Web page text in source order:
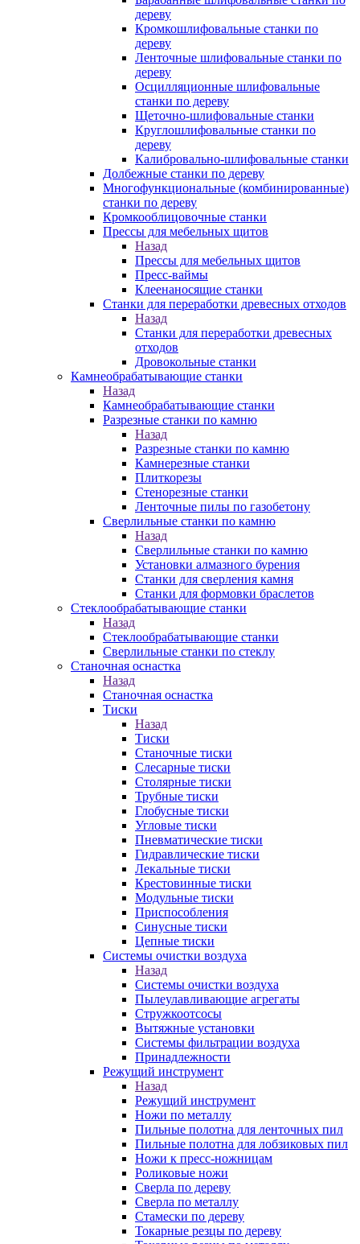
дереву
Кромкошлифовальные станки по
дереву
Ленточные шлифовальные станки по
дереву
Осцилляционные шлифовальные
станки по дереву
Щеточно-шлифовальные станки
Круглошлифовальные станки по
дереву
Калибровально-шлифовальные станки
Долбежные станки по дереву
Многофункциональные (комбинированные)
станки по дереву
Кромкооблицовочные станки
Прессы для мебельных щитов
Назад
Прессы для мебельных щитов
Пресс-ваймы
Клеенаносящие станки
Станки для переработки древесных отходов
Назад
Станки для переработки древесных
отходов
Дровокольные станки
Камнеобрабатывающие станки
Назад
Камнеобрабатывающие станки
Разрезные станки по камню
Назад
Разрезные станки по камню
Камнерезные станки
Плиткорезы
Стенорезные станки
Ленточные пилы по газобетону
Сверлильные станки по камню
Назад
Сверлильные станки по камню
Установки алмазного бурения
Станки для сверления камня
Станки для формовки браслетов
Стеклообрабатывающие станки
Назад
Стеклообрабатывающие станки
Сверлильные станки по стеклу
Станочная оснастка
Назад
Станочная оснастка
Тиски
Назад
Тиски
Станочные тиски
Слесарные тиски
Столярные тиски
Трубные тиски
Глобусные тиски
Угловые тиски
Пневматические тиски
Гидравлические тиски
Лекальные тиски
Крестовинные тиски
Модульные тиски
Приспособления
Синусные тиски
Цепные тиски
Системы очистки воздуха
Назад
Системы очистки воздуха
Пылеулавливающие агрегаты
Стружкоотсосы
Вытяжные установки
Системы фильтрации воздуха
Принадлежности
Режущий инструмент
Назад
Режущий инструмент
Ножи по металлу
Пильные полотна для ленточных пил
Пильные полотна для лобзиковых пил
Ножи к пресс-ножницам
Роликовые ножи
Сверла по дереву
Сверла по металлу
Стамески по дереву
Токарные резцы по дереву